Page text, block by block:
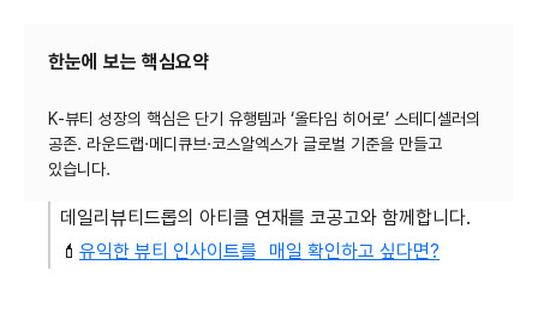
한눈에 보는 핵심요약
K-뷰티 성장의 핵심은 단기 유행템과 ‘올타임 히어로’ 스테디셀러의
공존. 라운드랩·메디큐브·코스알엑스가 글로벌 기준을 만들고
데일리뷰티드롭의 아티클 연재를 코공고와 함께합니다.
💄 유익한 뷰티 인사이트를 매일 확인하고 싶다면?